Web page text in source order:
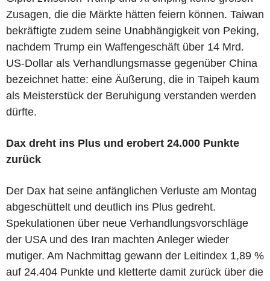
Zusagen, die die Märkte hätten feiern können. Taiwan
bekräftigte zudem seine Unabhängigkeit von Peking,
nachdem Trump ein Waffengeschäft über 14 Mrd.
US-Dollar als Verhandlungsmasse gegenüber China
bezeichnet hatte: eine Äußerung, die in Taipeh kaum
als Meisterstück der Beruhigung verstanden werden
dürfte.
Dax dreht ins Plus und erobert 24.000 Punkte
zurück
Der Dax hat seine anfänglichen Verluste am Montag
abgeschüttelt und deutlich ins Plus gedreht.
Spekulationen über neue Verhandlungsvorschläge
der USA und des Iran machten Anleger wieder
mutiger. Am Nachmittag gewann der Leitindex 1,89 %
auf 24.404 Punkte und kletterte damit zurück über die